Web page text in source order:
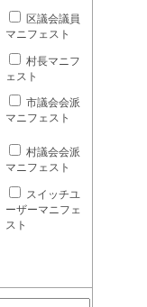
区議会議員
マニフェスト
村長マニフ
ェスト
市議会会派
マニフェスト
村議会会派
マニフェスト
スイッチユ
ーザーマニフェ
スト